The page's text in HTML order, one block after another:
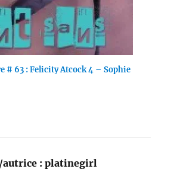
# 63 : Felicity Atcock 4 – Sophie
: platinegirl